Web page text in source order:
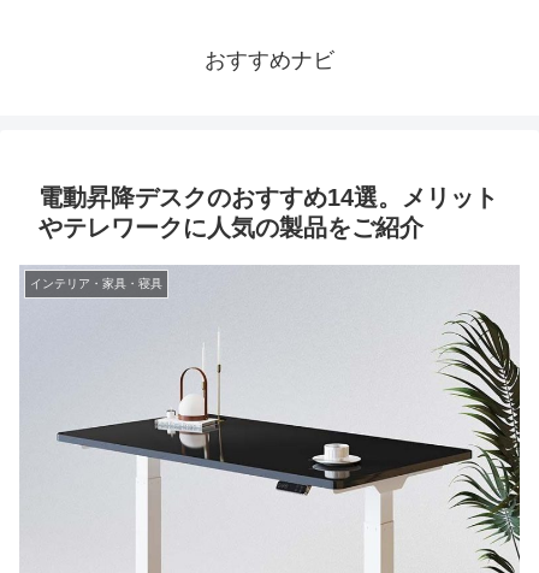
おすすめナビ
電動昇降デスクのおすすめ14選。メリット
やテレワークに人気の製品をご紹介
インテリア・家具・寝具